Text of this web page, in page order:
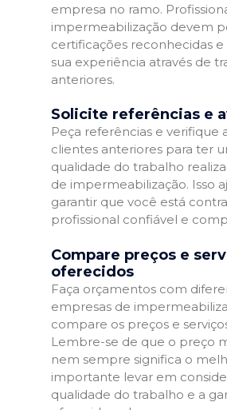
empresa no ramo.
impermeabilização devem
certificações reconhecidas
sua experiência através de
anteriores.
Solicite referências e
Peça referências e verifique
clientes anteriores para ter
qualidade do trabalho
de impermeabilização. Isso
garantir que você está
profissional confiável e
Compare preços e
oferecidos
Faça orçamentos com
empresas de
compare os preços e
Lembre-se de que o preço
nem sempre significa o
importante levar em
qualidade do trabalho e a